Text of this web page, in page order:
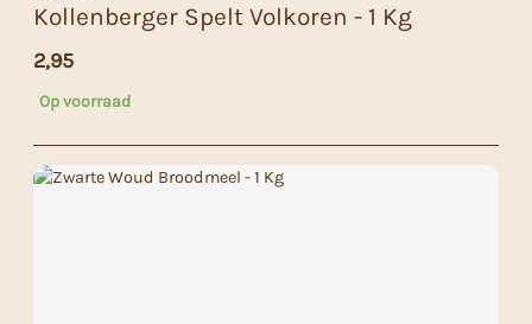
Kollenberger Spelt Volkoren - 1 Kg
2,95
Op voorraad